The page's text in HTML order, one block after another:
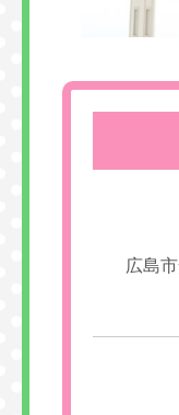
広島